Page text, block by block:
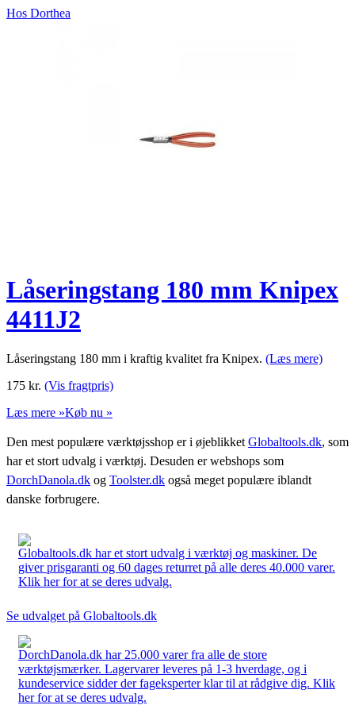
Hos Dorthea
Låseringstang 180 mm Knipex
4411J2
Låseringstang 180 mm i kraftig kvalitet fra Knipex. (Læs mere)
175 kr. (Vis fragtpris)
Læs mere »Køb nu »
Den mest populære værktøjsshop er i øjeblikket Globaltools.dk, som
har et stort udvalg i værktøj. Desuden er webshops som
DorchDanola.dk og Toolster.dk også meget populære iblandt
danske forbrugere.
Globaltools.dk har et stort udvalg i værktøj og maskiner. De
giver prisgaranti og 60 dages returret på alle deres 40.000 varer.
Klik her for at se deres udvalg.
Se udvalget på Globaltools.dk
DorchDanola.dk har 25.000 varer fra alle de store
værktøjsmærker. Lagervarer leveres på 1-3 hverdage, og i
kundeservice sidder der fageksperter klar til at rådgive dig. Klik
her for at se deres udvalg.